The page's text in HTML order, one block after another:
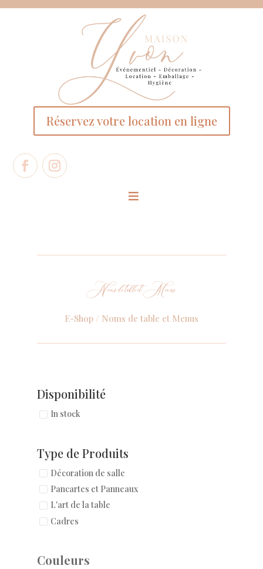
Réservez votre location en ligne
Noms de table et Menus
E-Shop / Noms de table et Menus
Disponibilité
In stock
Type de Produits
Décoration de salle
Pancartes et Panneaux
L'art de la table
Cadres
Couleurs
Panneau de gestion des cookies